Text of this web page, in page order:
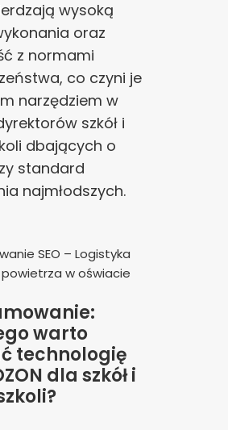
wysoką
oraz
z normami
co czyni je
narzędziem w
szkół i
dbających o
standard
najmłodszych.
SEO – Logistyka
w oświacie
warto
technologię
dla szkół i
danych, które są
Twoim urządzeniu podczas